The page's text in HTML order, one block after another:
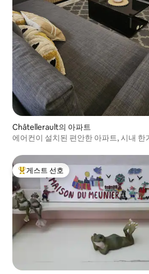
Châtellerault의 아파트
에어컨이 설치된 편안한 아파트, 시내 한
상위 게스트 선호
게스트 선호